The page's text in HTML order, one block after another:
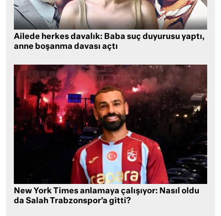
Ailede herkes davalık: Baba suç duyurusu yaptı,
anne boşanma davası açtı
New York Times anlamaya çalışıyor: Nasıl oldu
da Salah Trabzonspor’a gitti?